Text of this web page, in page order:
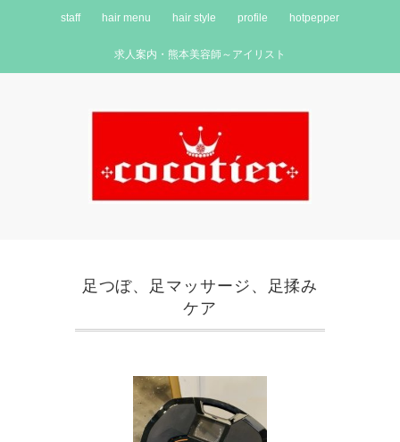
staff hair menu hair style profile hotpepper
求人案内・熊本美容師～アイリスト
足つぼ、足マッサージ、足揉み
ケア